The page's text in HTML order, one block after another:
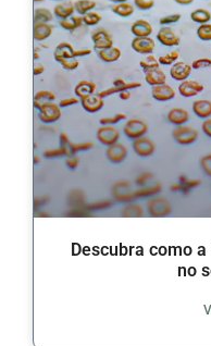
Descubra como
no